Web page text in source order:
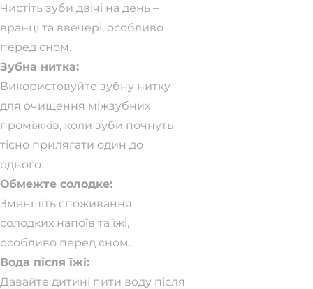
Чистіть зуби двічі на день –
вранці та ввечері, особливо
перед сном.
Зубна нитка:
Використовуйте зубну нитку
для очищення міжзубних
проміжків, коли зуби почнуть
тісно прилягати один до
одного.
Обмежте солодке:
Зменшіть споживання
солодких напоїв та їжі,
особливо перед сном.
Вода після їжі:
Давайте дитині пити воду після